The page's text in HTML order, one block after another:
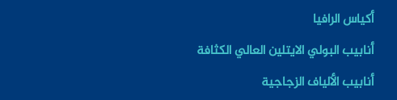
أكياس الرافيا
أنابيب البولي الايتلين العالي الكثافة
أنابيب الألياف الزجاجية